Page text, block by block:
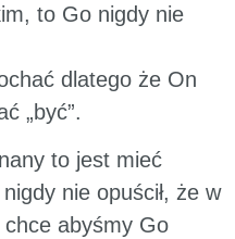
to Go nigdy nie
dlatego że On
„być”.
to jest mieć
nie opuścił, że w
abyśmy Go